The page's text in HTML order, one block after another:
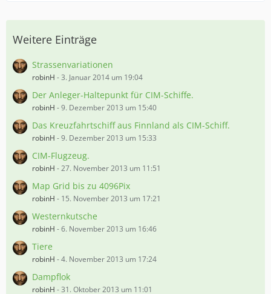
Weitere Einträge
Strassenvariationen
robinH -3. Januar 2014 um 19:04
Der Anleger-Haltepunkt für CIM-Schiffe.
robinH -9. Dezember 2013 um 15:40
Das Kreuzfahrtschiff aus Finnland als CIM-Schiff.
robinH -9. Dezember 2013 um 15:33
CIM-Flugzeug.
robinH -27. November 2013 um 11:51
Map Grid bis zu 4096Pix
robinH - 15. November 2013 um 17:21
Westernkutsche
robinH -6. November 2013 um 16:46
Tiere
robinH -4. November 2013 um 17:24
Dampflok
robinH -31. Oktober 2013 um 11:01